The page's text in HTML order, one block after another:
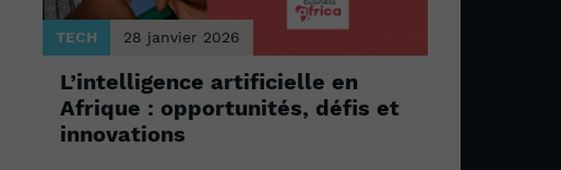
TECH 28 janvier 2026
L’intelligence artificielle en
Afrique : opportunités, défis et
innovations